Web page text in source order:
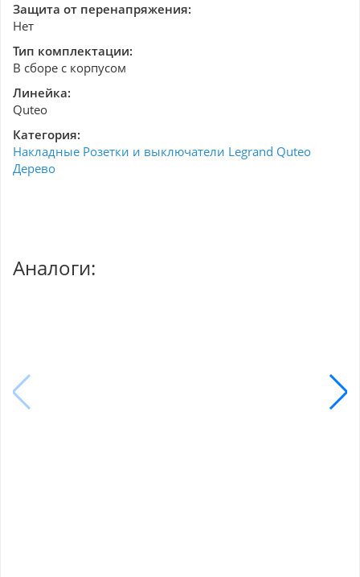
Защита от перенапряжения:
Нет
Тип комплектации:
В сборе с корпусом
Линейка:
Quteo
Категория:
Накладные Розетки и выключатели Legrand Quteo
Дерево
Аналоги: